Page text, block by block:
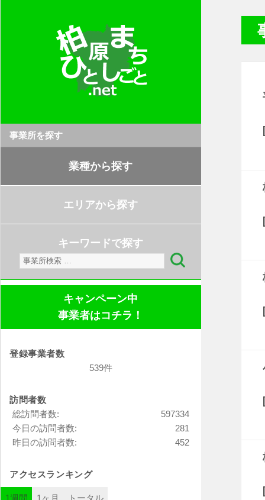
事業所を探す
業種から探す
エリアから探す
キーワードで探す
検
索:
キャンペーン中
事業者はコチラ！
登録事業者数
539件
訪問者数
597334
総訪問者数:
281
今日の訪問者数:
452
昨日の訪問者数:
アクセスランキング